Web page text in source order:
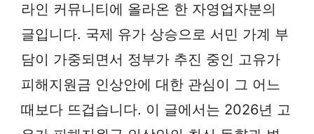
라인 커뮤니티에 올라온 한 자영업자분의
글입니다. 국제 유가 상승으로 서민 가계 부
담이 가중되면서 정부가 추진 중인 고유가
피해지원금 인상안에 대한 관심이 그 어느
때보다 뜨겁습니다. 이 글에서는 2026년 고